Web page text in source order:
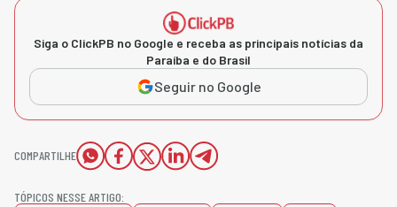
Siga o ClickPB no Google e receba as principais notícias da
Paraíba e do Brasil
Seguir no Google
COMPARTILHE
TÓPICOS NESSE ARTIGO: